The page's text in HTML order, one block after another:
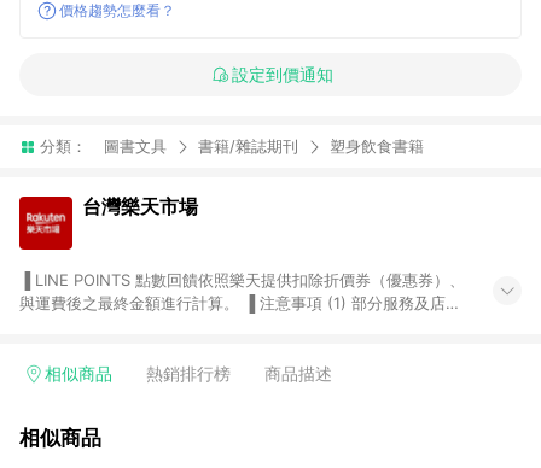
價格趨勢怎麼看？
設定到價通知
分類： 圖書文具 書籍/雜誌期刊 塑身飲食書籍
台灣樂天市場
與運費後之最終金額進行計算。 ▐ 注意事項 (1) 部分服務及店家
Smart mobile、神腦生活、JS巨盛、樂天KOBO電子書，請詳閱
台灣樂天市場，並在同一瀏覽器於24小時內結帳，才享有 LINE
相似商品 熱銷排行榜 商品描述
相似商品